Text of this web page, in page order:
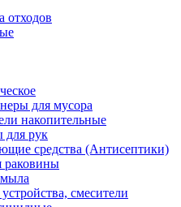
отходов
для мусора
накопительные
для рук
средства (Антисептики)
раковины
смесители